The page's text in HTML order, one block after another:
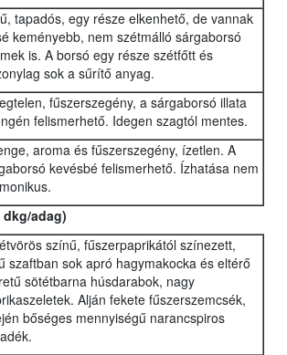
tapadós, egy része elkenhető, de vannak
keményebb, nem szétmálló sárgaborsó
is. A borsó egy része szétfőtt és
sok a sűrítő anyag.
fűszerszegény, a sárgaborsó illata
felismerhető. Idegen szagtól mentes.
aroma és fűszerszegény, ízetlen. A
kevésbé felismerhető. Ízhatása nem
adag)
színű, fűszerpaprikától színezett,
szaftban sok apró hagymakocka és eltérő
sötétbarna húsdarabok, nagy
Alján fekete fűszerszemcsék,
bőséges mennyiségű narancspiros